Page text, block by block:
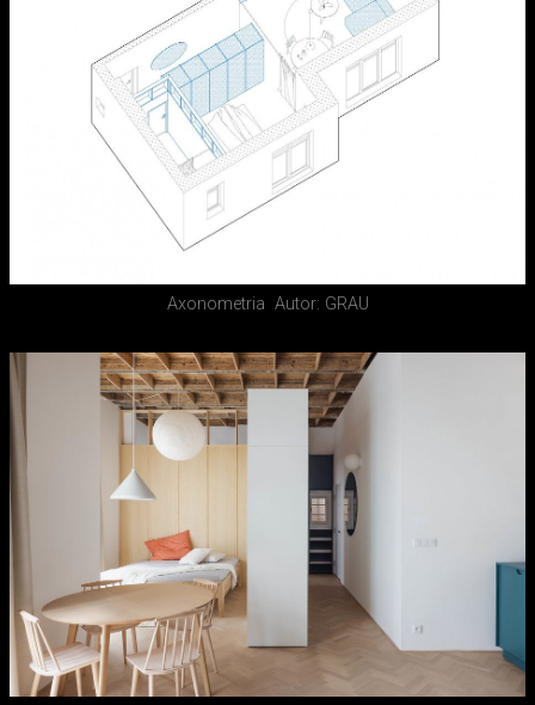
Axonometria Autor: GRAU